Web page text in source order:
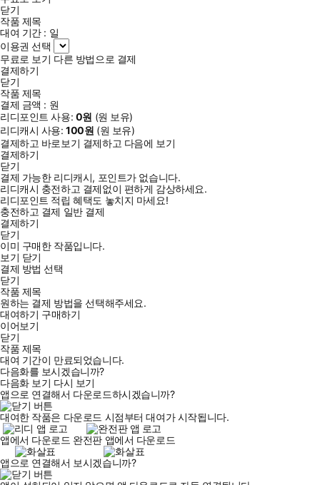
닫기
작품 제목
대여 기간 : 일
이용권 선택
무료로 보기 다른 방법으로 결제
결제하기
닫기
작품 제목
결제 금액 : 원
리디포인트 사용: 0원 (원 보유)
리디캐시 사용:100원 (원 보유)
결제하고 바로보기 결제하고 다음에 보기
결제하기
닫기
결제 가능한 리디캐시, 포인트가 없습니다.
리디캐시 충전하고 결제없이 편하게 감상하세요.
리디포인트 적립 혜택도 놓치지 마세요!
충전하고 결제 일반 결제
결제하기
닫기
이미 구매한 작품입니다.
보기 닫기
결제 방법 선택
닫기
작품 제목
원하는 결제 방법을 선택해주세요.
대여하기 구매하기
이어보기
닫기
작품 제목
대여 기간이 만료되었습니다.
다음화를 보시겠습니까?
다음화 보기 다시 보기
앱으로 연결해서 다운로드하시겠습니까?
대여한 작품은 다운로드 시점부터 대여가 시작됩니다.
앱에서 다운로드 완전판 앱에서 다운로드
앱으로 연결해서 보시겠습니까?